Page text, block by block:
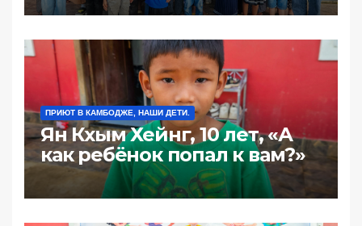
ПРИЮТ В КАМБОДЖЕ, НАШИ ДЕТИ.
Ян Кхым Хейнг, 10 лет, «А
как ребёнок попал к вам?»